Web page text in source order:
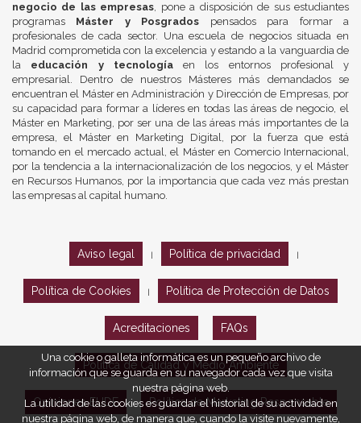
negocio de las empresas, pone a disposición de sus estudiantes
programas Máster y Posgrados pensados para formar a
profesionales de cada sector. Una escuela de negocios situada en
Madrid comprometida con la excelencia y estando a la vanguardia de
la educación y tecnologíaen los entornos profesional y
empresarial. Dentro de nuestros Másteres más demandados se
encuentran el Máster en Administración y Dirección de Empresas, por
su capacidad para formar a líderes en todas las áreas de negocio, el
Máster en Marketing, por ser una de las áreas más importantes de la
empresa, el Máster en Marketing Digital, por la fuerza que está
tomando en el mercado actual, el Máster en Comercio Internacional,
por la tendencia a la internacionalización de los negocios, y el Máster
en Recursos Humanos, por la importancia que cada vez más prestan
las empresas al capital humano.
Aviso legal Política de privacidad
Política de Cookies Política de Protección de Datos
Acreditaciones FAQs
Política de Calidad y Medio Ambiente
Opiniones EUDE Política de Marketing Responsable
Una cookie o galleta informática es un pequeño archivo de
información que se guarda en su navegador cada vez que visita
nuestra página web.
La utilidad de las cookies es guardar el historial de su actividad en
nuestra página web, de manera que, cuando la visite nuevamente,